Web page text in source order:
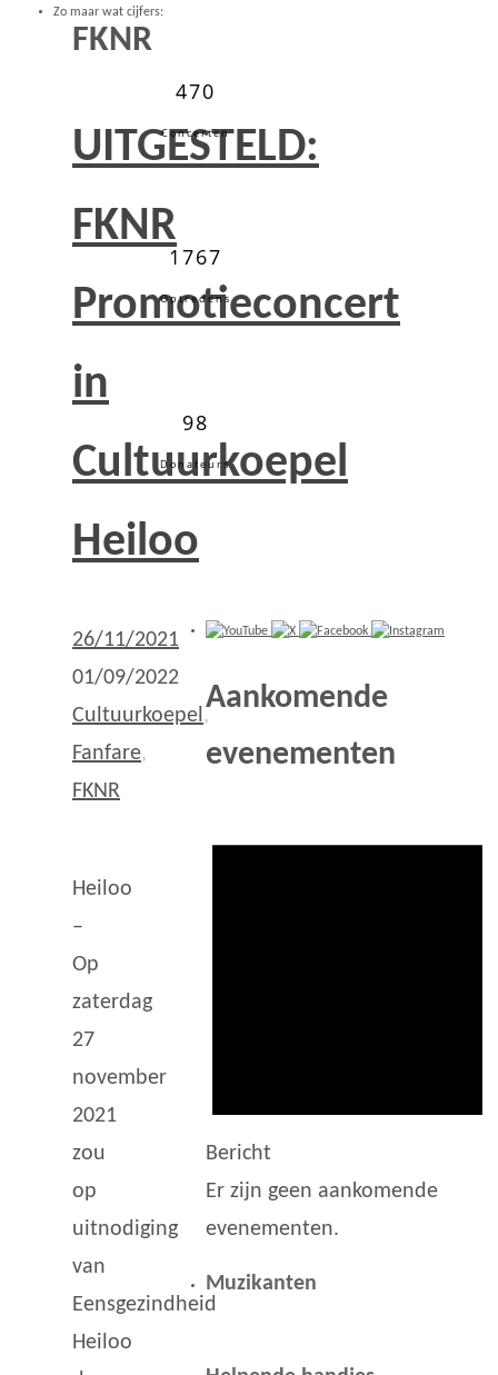
FKNR
UITGESTELD:
FKNR
Promotieconcert
in
Cultuurkoepel
Heiloo
26/11/2021
01/09/2022
Cultuurkoepel,
Fanfare,
FKNR
Heiloo
–
Op
zaterdag
27
november
2021
zou
op
uitnodiging
van
Eensgezindheid
Heiloo
Zo maar wat cijfers:
470
Concerten
1767
Optredens
98
Donateurs
Aankomende
evenementen
Bericht
Er zijn geen aankomende
evenementen.
Muzikanten